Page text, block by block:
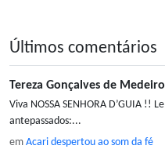
Últimos comentários
Tereza Gonçalves de
Viva NOSSA SENHORA D’GUIA !!
antepassados:...
em Acari despertou ao som da fé